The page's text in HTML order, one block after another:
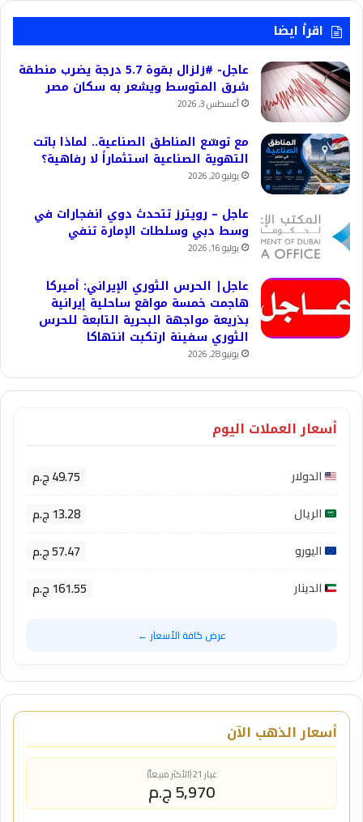
اقرأ ايضا
عاجل- #زلزال بقوة 5.7 درجة يضرب منطقة
شرق المتوسط ويشعر به سكان مصر
أغسطس 3, 2026
مع توسّع المناطق الصناعية.. لماذا باتت
التهوية الصناعية استثماراً لا رفاهية؟
يوليو 20, 2026
عاجل – رويترز تتحدث دوي انفجارات في
وسط دبي وسلطات الإمارة تنفي
يوليو 16, 2026
عاجل| الحرس الثوري الإيراني: أميركا
هاجمت خمسة مواقع ساحلية إيرانية
بذريعة مواجهة البحرية التابعة للحرس
الثوري سفينة ارتكبت انتهاكا
يونيو 28, 2026
أسعار العملات اليوم
الدولار 49.75 ج.م
الريال 13.28 ج.م
اليورو 57.47 ج.م
الدينار 161.55 ج.م
عرض كافة الأسعار ←
أسعار الذهب الآن
عيار 21 (الأكثر مبيعاً)
5,970 ج.م